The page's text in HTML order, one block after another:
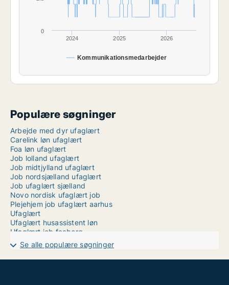
Kommunikationsmedarbejder
2024 2025 2026
0
Populære søgninger
Arbejde med dyr ufaglært
Carelink løn ufaglært
Foa løn ufaglært
Job lolland ufaglært
Job midtjylland ufaglært
Job nordsjælland ufaglært
Job ufaglært sjælland
Novo nordisk ufaglært job
Plejehjem job ufaglært aarhus
Ufaglært
Ufaglært husassistent løn
Ufaglært job faaborg
Ufaglært job god løn
Ufaglært job halsnæs
Ufaglært job hedensted
Se alle populære søgninger